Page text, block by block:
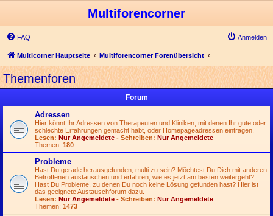
Multiforencorner
FAQ Anmelden
Multicorner Hauptseite Multiforencorner Forenübersicht
Themenforen
Forum
Adressen
Hier könnt Ihr Adressen von Therapeuten und Kliniken, mit denen Ihr gute oder
schlechte Erfahrungen gemacht habt, oder Homepageadressen eintragen.
Lesen: Nur Angemeldete - Schreiben: Nur Angemeldete
Themen: 180
Probleme
Hast Du gerade herausgefunden, multi zu sein? Möchtest Du Dich mit anderen
Betroffenen austauschen und erfahren, wie es jetzt am besten weitergeht?
Hast Du Probleme, zu denen Du noch keine Lösung gefunden hast? Hier ist
das geeignete Austauschforum dazu.
Lesen: Nur Angemeldete - Schreiben: Nur Angemeldete
Themen: 1473